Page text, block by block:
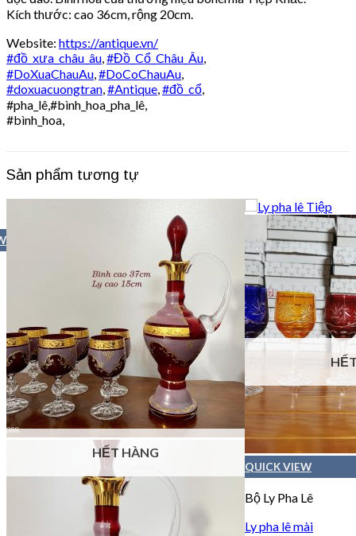
Kích thước: cao 36cm, rộng 20cm.
Website: https://antique.vn/
#đồ_xưa_châu_âu #Đồ_Cổ_Châu_Âu
#DoXuaChauAu #DoCoChauAu
#doxuacuongtran #Antique #đồ_cổ
#pha_lê,#bình_hoa_pha_lê,
#bình_hoa,
Sản phẩm tương tự
HẾT HÀNG
QUICK VIEW
Bộ Ly Pha Lê
Ly pha lê mài